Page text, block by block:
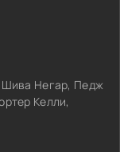
Шива Негар, Педж
Келли,